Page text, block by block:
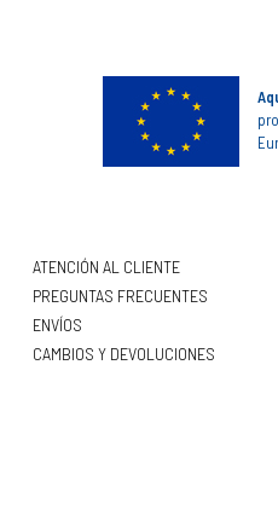
ATENCIÓN AL CLIENTE
PREGUNTAS FRECUENTES
ENVÍOS
CAMBIOS Y DEVOLUCIONES